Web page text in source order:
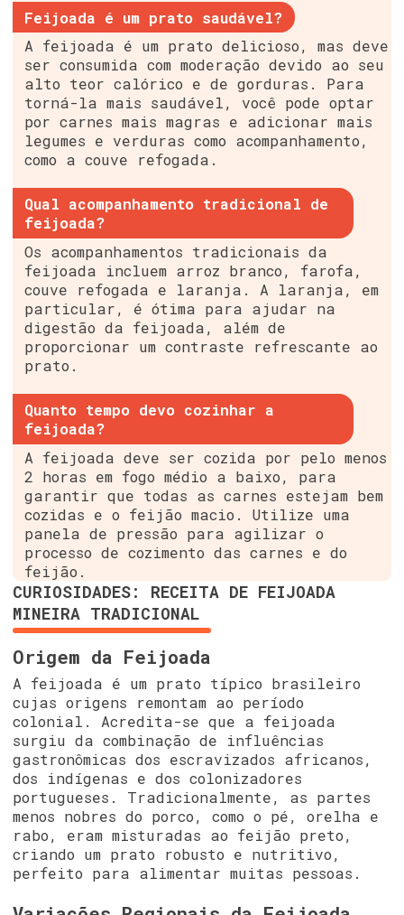
Feijoada é um prato saudável?
A feijoada é um prato delicioso, mas deve
ser consumida com moderação devido ao seu
alto teor calórico e de gorduras. Para
torná-la mais saudável, você pode optar
por carnes mais magras e adicionar mais
legumes e verduras como acompanhamento,
como a couve refogada.
Qual acompanhamento tradicional de
feijoada?
Os acompanhamentos tradicionais da
feijoada incluem arroz branco, farofa,
couve refogada e laranja. A laranja, em
particular, é ótima para ajudar na
digestão da feijoada, além de
proporcionar um contraste refrescante ao
prato.
Quanto tempo devo cozinhar a
feijoada?
A feijoada deve ser cozida por pelo menos
2 horas em fogo médio a baixo, para
garantir que todas as carnes estejam bem
cozidas e o feijão macio. Utilize uma
panela de pressão para agilizar o
processo de cozimento das carnes e do
feijão.
CURIOSIDADES: RECEITA DE FEIJOADA
MINEIRA TRADICIONAL
Origem da Feijoada
A feijoada é um prato típico brasileiro
cujas origens remontam ao período
colonial. Acredita-se que a feijoada
surgiu da combinação de influências
gastronômicas dos escravizados africanos,
dos indígenas e dos colonizadores
portugueses. Tradicionalmente, as partes
menos nobres do porco, como o pé, orelha e
rabo, eram misturadas ao feijão preto,
criando um prato robusto e nutritivo,
perfeito para alimentar muitas pessoas.